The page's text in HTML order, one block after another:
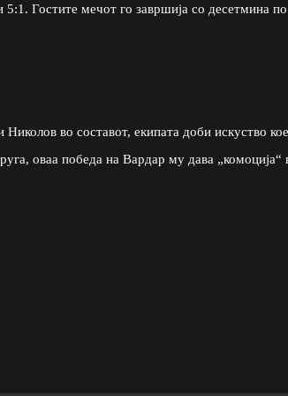
Гостите мечот го завршија со десетмина по
во составот, екипата доби искуство кое
оваа победа на Вардар му дава „комоција“